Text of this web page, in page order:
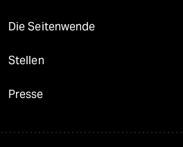
Die Seitenwende
Stellen
Presse